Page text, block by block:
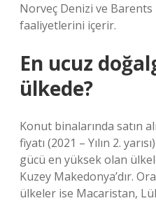
Norveç Denizi ve Barents
faaliyetlerini içerir.
En ucuz
ülkede?
Konut binalarında satın
fiyatı (2021 – Yılın 2.
gücü en yüksek olan
Kuzey Makedonya’dır.
ülkeler ise Macaristan,